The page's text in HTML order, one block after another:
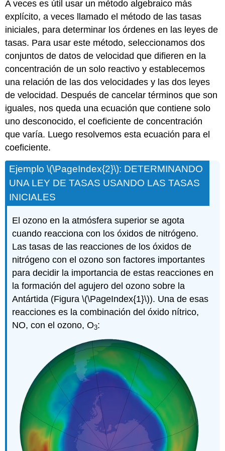
A veces es útil usar un método algebraico más
explícito, a veces llamado el método de las tasas
iniciales, para determinar los órdenes en las leyes de
tasas. Para usar este método, seleccionamos dos
conjuntos de datos de velocidad que difieren en la
concentración de un solo reactivo y establecemos
una relación de las dos velocidades y las dos leyes
de velocidad. Después de cancelar términos que son
iguales, nos queda una ecuación que contiene solo
uno desconocido, el coeficiente de concentración
que varía. Luego resolvemos esta ecuación para el
coeficiente.
Ejemplo \(\PageIndex{2}\): DETERMINANDO
UNA LEY DE TASAS USANDO LAS TASAS
INICIALES
El ozono en la atmósfera superior se agota
cuando reacciona con los óxidos de nitrógeno.
Las tasas de las reacciones de los óxidos de
nitrógeno con el ozono son factores importantes
para decidir la importancia de estas reacciones en
la formación del agujero del ozono sobre la
Antártida (Figura \(\PageIndex{1}\)). Una de esas
reacciones es la combinación del óxido nítrico,
NO, con el ozono, O3: